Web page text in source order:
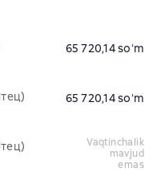
65 720,14 soʻm
65 720,14 soʻm
vaqtinchalik
mavjud
emas